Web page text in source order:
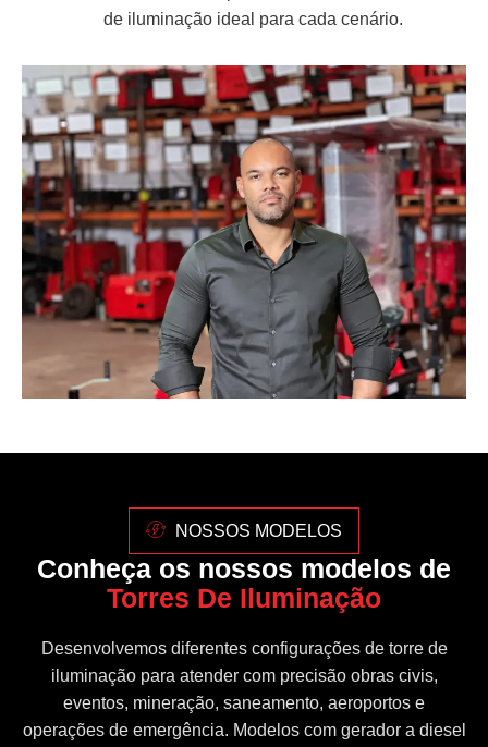
de iluminação ideal para cada cenário.
NOSSOS MODELOS
Conheça os nossos modelos de
Torres De Iluminação
Desenvolvemos diferentes configurações de torre de
iluminação para atender com precisão obras civis,
eventos, mineração, saneamento, aeroportos e
operações de emergência. Modelos com gerador a diesel